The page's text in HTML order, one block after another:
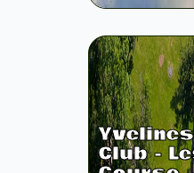
Club -